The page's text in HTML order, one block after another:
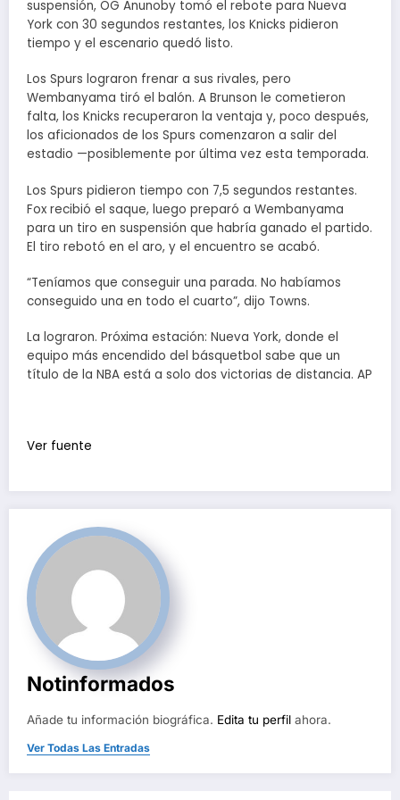
suspensión, OG Anunoby tomó el rebote para Nueva
York con 30 segundos restantes, los Knicks pidieron
tiempo y el escenario quedó listo.
Los Spurs lograron frenar a sus rivales, pero
Wembanyama tiró el balón. A Brunson le cometieron
falta, los Knicks recuperaron la ventaja y, poco después,
los aficionados de los Spurs comenzaron a salir del
estadio —posiblemente por última vez esta temporada.
Los Spurs pidieron tiempo con 7,5 segundos restantes.
Fox recibió el saque, luego preparó a Wembanyama
para un tiro en suspensión que habría ganado el partido.
El tiro rebotó en el aro, y el encuentro se acabó.
“Teníamos que conseguir una parada. No habíamos
conseguido una en todo el cuarto”, dijo Towns.
La lograron. Próxima estación: Nueva York, donde el
equipo más encendido del básquetbol sabe que un
título de la NBA está a solo dos victorias de distancia. AP
Ver fuente
Notinformados
Añade tu información biográfica. Edita tu perfil ahora.
Ver Todas Las Entradas